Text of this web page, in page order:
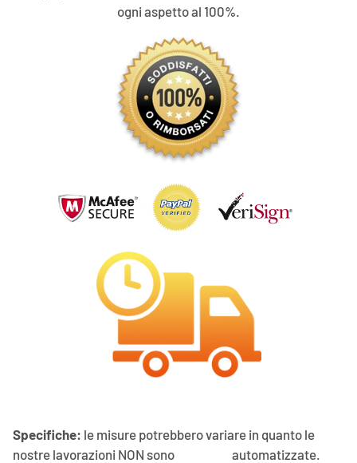
ogni aspetto al 100%.
Specifiche: le misure potrebbero variare in quanto le
nostre lavorazioni NON sono automatizzate.